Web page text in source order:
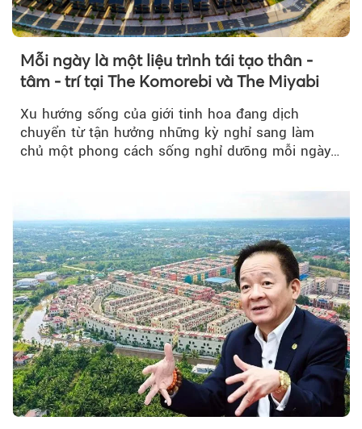
Mỗi ngày là một liệu trình tái tạo thân -
tâm - trí tại The Komorebi và The Miyabi
Xu hướng sống của giới tinh hoa đang dịch
chuyển từ tận hưởng những kỳ nghỉ sang làm
chủ một phong cách sống nghỉ dưỡng mỗi ngày…